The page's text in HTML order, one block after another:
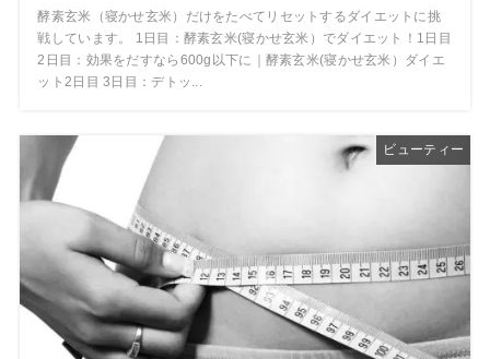
酵素玄米（寝かせ玄米）だけをたべてリセットするダイエットに挑
戦しています。 1日目：酵素玄米(寝かせ玄米）でダイエット！1日目
2日目：効果をだすなら600g以下に｜酵素玄米(寝かせ玄米）ダイエ
ット2日目 3日目：デトッ...
ビューティー